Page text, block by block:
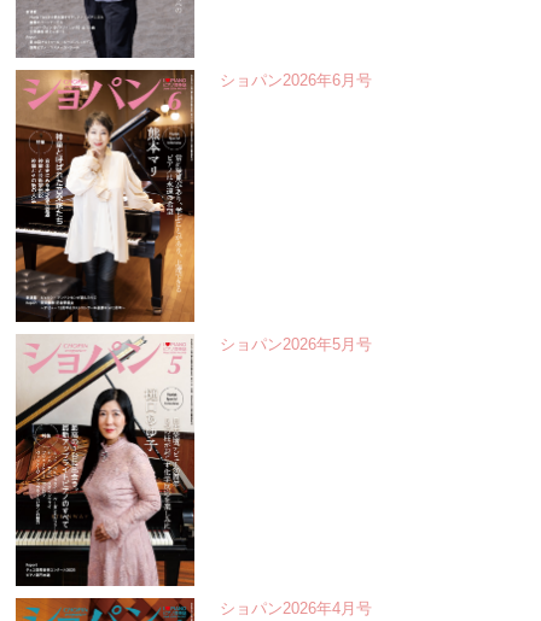
ショパン2026年6月号
ショパン2026年5月号
ショパン2026年4月号